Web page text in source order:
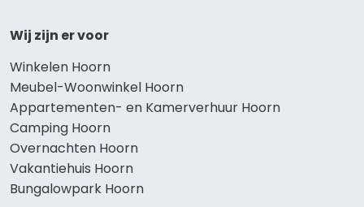
Wij zijn er voor
Winkelen Hoorn
Meubel-Woonwinkel Hoorn
Appartementen- en Kamerverhuur Hoorn
Camping Hoorn
Overnachten Hoorn
Vakantiehuis Hoorn
Bungalowpark Hoorn